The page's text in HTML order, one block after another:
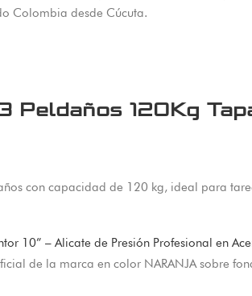
Colombia desde Cúcuta.
Peldaños 120Kg
con capacidad de 120 kg, ideal para